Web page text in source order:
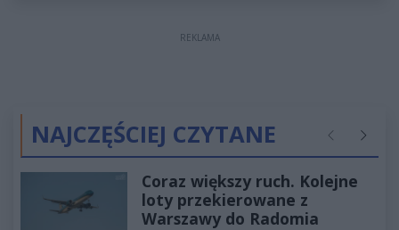
REKLAMA
NAJCZĘŚCIEJ CZYTANE Poprzednie
Coraz większy ruch. Kolejne
loty przekierowane z
Warszawy do Radomia